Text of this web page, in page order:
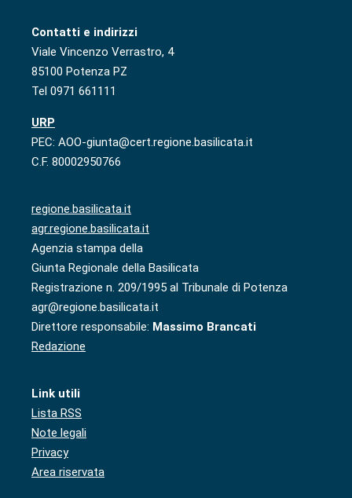
Contatti e indirizzi
Viale Vincenzo Verrastro, 4
85100 Potenza PZ
Tel 0971 661111
URP
PEC: AOO-giunta@cert.regione.basilicata.it
C.F. 80002950766
regione.basilicata.it
agr.regione.basilicata.it
Agenzia stampa della
Giunta Regionale della Basilicata
Registrazione n. 209/1995 al Tribunale di Potenza
agr@regione.basilicata.it
Direttore responsabile: Massimo Brancati
Redazione
Link utili
Lista RSS
Note legali
Privacy
Area riservata